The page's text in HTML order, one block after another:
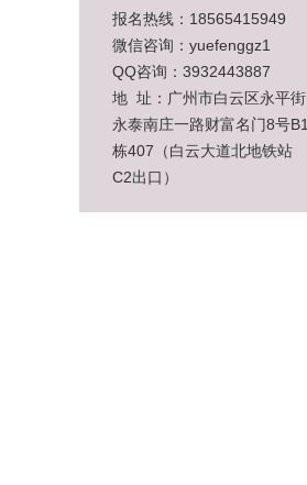
报名热线：18565415949
微信咨询：yuefenggz1
QQ咨询：3932443887
地 址：广州市白云区永平街
永泰南庄一路财富名门8号B1
栋407（白云大道北地铁站
C2出口）